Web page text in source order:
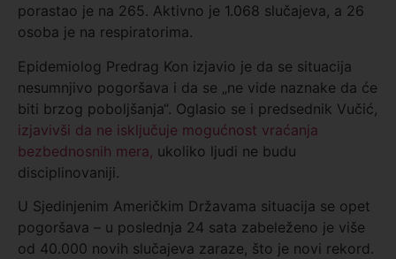
porastao je na 265. Aktivno je 1.068 slučajeva, a 26
osoba je na respiratorima.
Epidemiolog Predrag Kon izjavio je da se situacija
nesumnjivo pogoršava i da se „ne vide naznake da će
biti brzog poboljšanja“. Oglasio se i predsednik Vučić,
izjavivši da ne isključuje mogućnost vraćanja
bezbednosnih mera, ukoliko ljudi ne budu
disciplinovaniji.
U Sjedinjenim Američkim Državama situacija se opet
pogoršava – u poslednja 24 sata zabeleženo je više
od 40.000 novih slučajeva zaraze, što je novi rekord.